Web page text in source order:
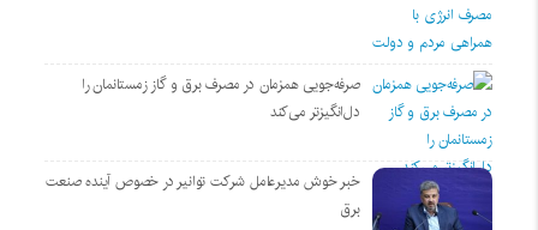
صرفه‌جویی همزمان در مصرف برق و گاز زمستانمان را
دل‌انگیزتر می‌کند
خبر خوش مدیرعامل شرکت توانیر در خصوص آینده صنعت
برق